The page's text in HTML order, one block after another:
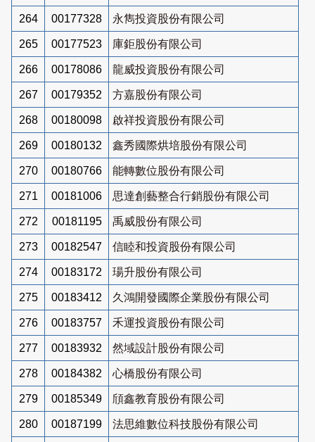
264 00177328 永雋投資股份有限公司
265 00177523 庫鉅股份有限公司
266 00178086 龍威投資股份有限公司
267 00179352 方嘉股份有限公司
268 00180098 啟祥投資股份有限公司
269 00180132 鑫秀國際烘培股份有限公司
270 00180766 能轉數位股份有限公司
271 00181006 思達創藝整合行銷股份有限公司
272 00181195 禹威股份有限公司
273 00182547 信睦和投資股份有限公司
274 00183172 瑒升股份有限公司
275 00183412 久鴻開發國際企業股份有限公司
276 00183757 禾運投資股份有限公司
277 00183932 然域設計股份有限公司
278 00184382 心橋股份有限公司
279 00185349 頎鑫教育股份有限公司
280 00187199 法思維數位科技股份有限公司